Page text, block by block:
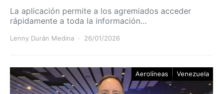
La aplicación permite a los agremiados acceder
rápidamente a toda la información…
Lenny Durán Medina 26/01/2026
Aerolíneas Venezuela